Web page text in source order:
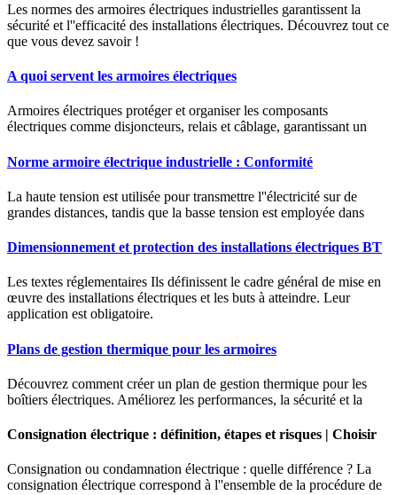
Les normes des armoires électriques industrielles garantissent la
sécurité et l''efficacité des installations électriques. Découvrez tout ce
que vous devez savoir !
A quoi servent les armoires électriques
Armoires électriques protéger et organiser les composants
électriques comme disjoncteurs, relais et câblage, garantissant un
Norme armoire électrique industrielle : Conformité
La haute tension est utilisée pour transmettre l''électricité sur de
grandes distances, tandis que la basse tension est employée dans
Dimensionnement et protection des installations électriques BT
Les textes réglementaires Ils définissent le cadre général de mise en
œuvre des installations électriques et les buts à atteindre. Leur
application est obligatoire.
Plans de gestion thermique pour les armoires
Découvrez comment créer un plan de gestion thermique pour les
boîtiers électriques. Améliorez les performances, la sécurité et la
Consignation électrique : définition, étapes et risques | Choisir
Consignation ou condamnation électrique : quelle différence ? La
consignation électrique correspond à l''ensemble de la procédure de